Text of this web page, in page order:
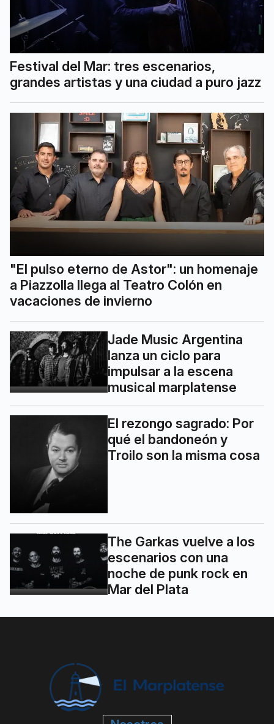
Festival del Mar: tres escenarios,
grandes artistas y una ciudad a puro jazz
"El pulso eterno de Astor": un homenaje
a Piazzolla llega al Teatro Colón en
vacaciones de invierno
Jade Music Argentina
lanza un ciclo para
impulsar a la escena
musical marplatense
El rezongo sagrado: Por
qué el bandoneón y
Troilo son la misma cosa
The Garkas vuelve a los
escenarios con una
noche de punk rock en
Mar del Plata